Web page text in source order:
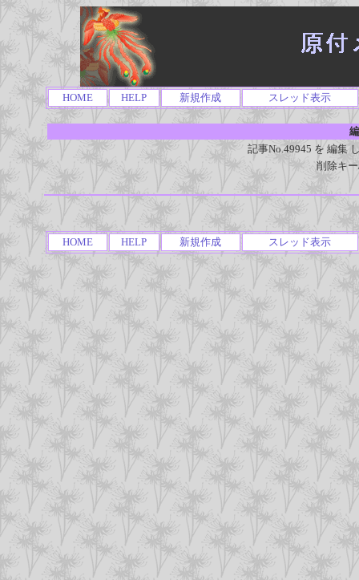
HOME HELP 新規作成 スレッド表示
記事No.49945 を 編集
削除キ
HOME HELP 新規作成 スレッド表示